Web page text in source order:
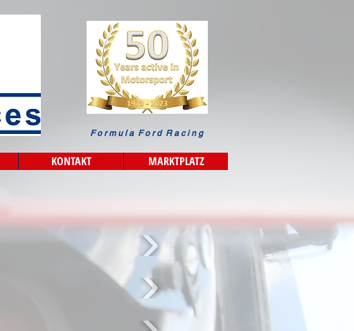
F o r m u l a F o r d R a c i n g
KONTAKT MARKTPLATZ